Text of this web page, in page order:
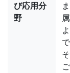
び応用分
野